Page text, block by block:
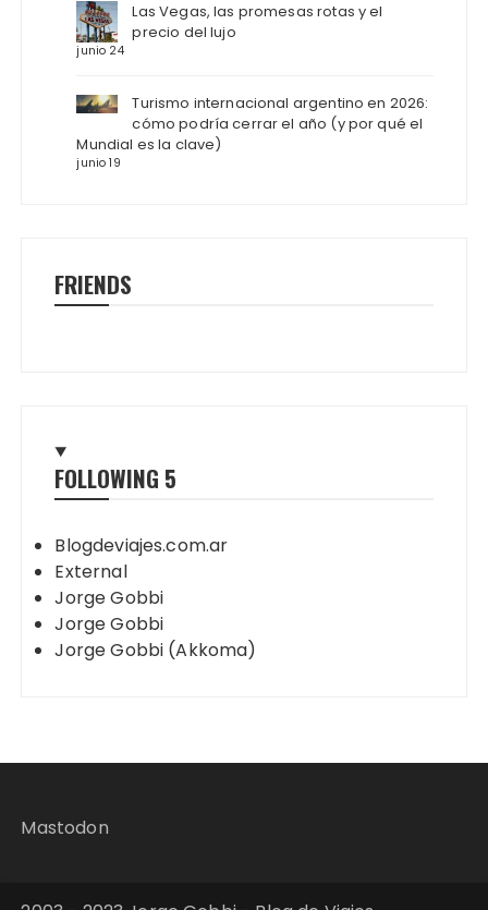
Las Vegas, las promesas rotas y el
precio del lujo
junio 24
Turismo internacional argentino en 2026:
cómo podría cerrar el año (y por qué el
Mundial es la clave)
junio 19
FRIENDS
FOLLOWING 5
Blogdeviajes.com.ar
External
Jorge Gobbi
Jorge Gobbi
Jorge Gobbi (Akkoma)
Mastodon